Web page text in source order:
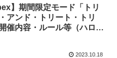
】期間限定モード「トリ
アンド・トリート・トリ
催内容・ルール等（ハロウ
2023.10.18